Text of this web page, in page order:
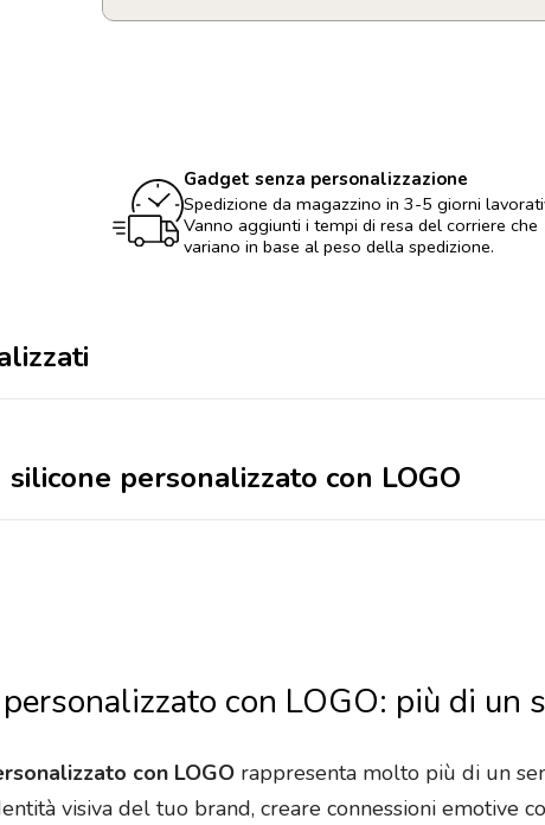
Braccialetto
Gadget senza personalizzazione
Spedizione da magazzino in 3-5 giorni
Vanno aggiunti i tempi di resa del corriere che
variano in base al peso della spedizione.
personalizzato con LOGO
con LOGO: più di un
con LOGO rappresenta molto più di un
visiva del tuo brand, creare connessioni emotive